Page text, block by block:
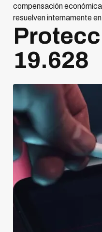
compensación
resuelven internamente
19.628